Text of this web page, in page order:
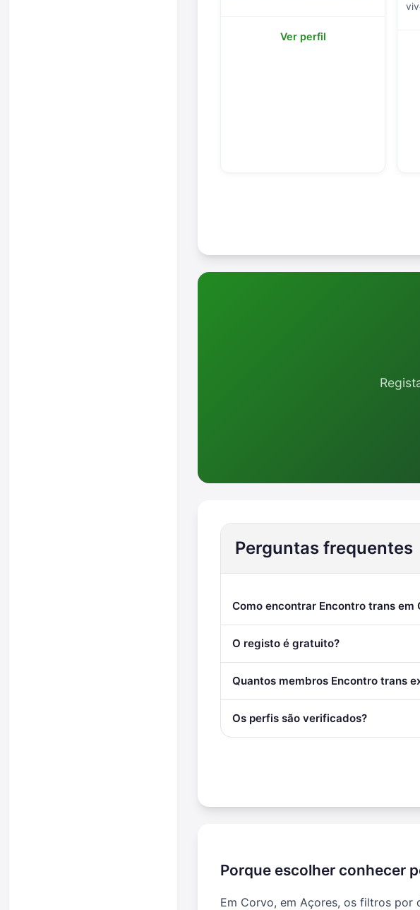
Ver perfil
Perguntas frequentes
Como encontrar Encontro trans em
O registo é gratuito?
Quantos membros Encontro trans
Os perfis são verificados?
Porque escolher conhecer
Em Corvo, em Açores, os filtros por